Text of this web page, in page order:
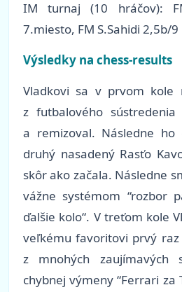
IM turnaj (10 hráčov):
7.miesto, FM S.Sahidi 2,5b/
Výsledky na chess-results
Vladkovi sa v prvom kole
z futbalového
a remizoval. Následne ho
druhý nasadený Rasťo
skôr ako začala. Následne
vážne systémom “rozbor
ďalšie kolo“. V treťom kole
veľkému favoritovi prvý raz
z mnohých zaujímavých
chybnej výmeny “Ferrari za